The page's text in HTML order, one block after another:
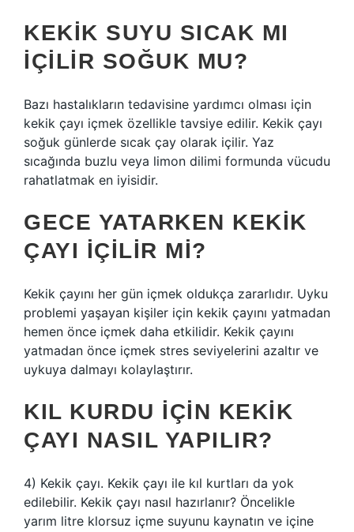
KEKIK SUYU SICAK MI
IÇILIR SOĞUK MU?
Bazı hastalıkların tedavisine yardımcı olması için
kekik çayı içmek özellikle tavsiye edilir. Kekik çayı
soğuk günlerde sıcak çay olarak içilir. Yaz
sıcağında buzlu veya limon dilimi formunda vücudu
rahatlatmak en iyisidir.
GECE YATARKEN KEKIK
ÇAYI IÇILIR MI?
Kekik çayını her gün içmek oldukça zararlıdır. Uyku
problemi yaşayan kişiler için kekik çayını yatmadan
hemen önce içmek daha etkilidir. Kekik çayını
yatmadan önce içmek stres seviyelerini azaltır ve
uykuya dalmayı kolaylaştırır.
KIL KURDU IÇIN KEKIK
ÇAYI NASIL YAPILIR?
4) Kekik çayı. Kekik çayı ile kıl kurtları da yok
edilebilir. Kekik çayı nasıl hazırlanır? Öncelikle
yarım litre klorsuz içme suyunu kaynatın ve içine